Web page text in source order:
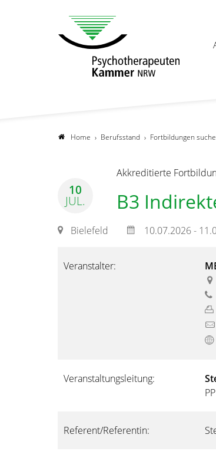
Home Berufsstand Fortbildungen
10
JUL.
Akkreditierte
B3
Bielefeld 10.07.2026 -
Veranstalter:
Veranstaltungsleitung:
PP
Referent/Referentin: